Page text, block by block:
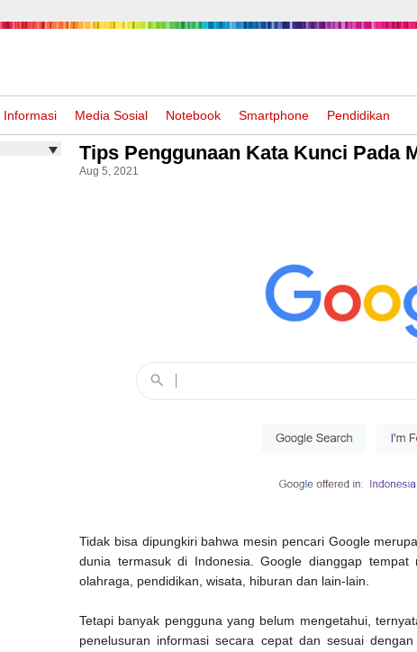
Informasi Media Sosial Notebook Smartphone Pendidikan
Tips Penggunaan Kata Kunci Pada
Aug 5, 2021
Tidak bisa dipungkiri bahwa mesin pencari Google
dunia termasuk di Indonesia. Google dianggap
olahraga, pendidikan, wisata, hiburan dan lain-lain.
Tetapi banyak pengguna yang belum mengetahui,
penelusuran informasi secara cepat dan sesuai